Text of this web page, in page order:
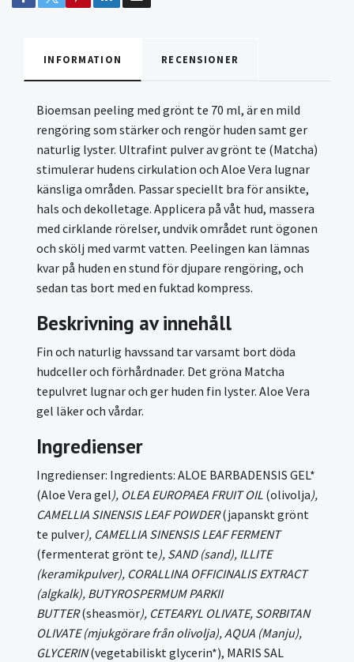
INFORMATION RECENSIONER
Bioemsan peeling med grönt te 70 ml, är en mild
rengöring som stärker och rengör huden samt ger
naturlig lyster. Ultrafint pulver av grönt te (Matcha)
stimulerar hudens cirkulation och Aloe Vera lugnar
känsliga områden. Passar speciellt bra för ansikte,
hals och dekolletage. Applicera på våt hud, massera
med cirklande rörelser, undvik området runt ögonen
och skölj med varmt vatten. Peelingen kan lämnas
kvar på huden en stund för djupare rengöring, och
sedan tas bort med en fuktad kompress.
Beskrivning av innehåll
Fin och naturlig havssand tar varsamt bort döda
hudceller och förhårdnader. Det gröna Matcha
tepulvret lugnar och ger huden fin lyster. Aloe Vera
gel läker och vårdar.
Ingredienser
Ingredienser: Ingredients: ALOE BARBADENSIS GEL*
(Aloe Vera gel), OLEA EUROPAEA FRUIT OIL (olivolja),
CAMELLIA SINENSIS LEAF POWDER (japanskt grönt
te pulver), CAMELLIA SINENSIS LEAF FERMENT
(fermenterat grönt te), SAND (sand), ILLITE
(keramikpulver), CORALLINA OFFICINALIS EXTRACT
(algkalk), BUTYROSPERMUM PARKII
BUTTER (sheasmör), CETEARYL OLIVATE, SORBITAN
OLIVATE (mjukgörare från olivolja), AQUA (Manju),
GLYCERIN(vegetabiliskt glycerin*), MARIS SAL